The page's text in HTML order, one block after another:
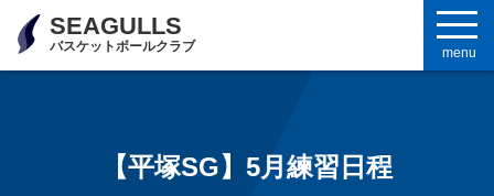
SEAGULLS
バスケットボールクラブ menu
【平塚SG】5月練習日程